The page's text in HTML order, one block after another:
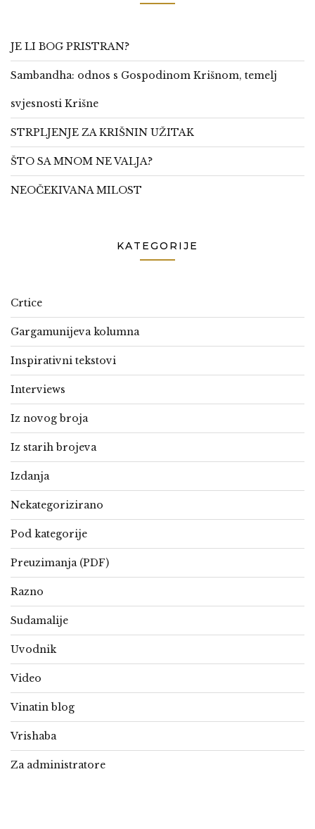
JE LI BOG PRISTRAN?
Sambandha: odnos s Gospodinom Krišnom, temelj
svjesnosti Krišne
STRPLJENJE ZA KRIŠNIN UŽITAK
ŠTO SA MNOM NE VALJA?
NEOČEKIVANA MILOST
KATEGORIJE
Crtice
Gargamunijeva kolumna
Inspirativni tekstovi
Interviews
Iz novog broja
Iz starih brojeva
Izdanja
Nekategorizirano
Pod kategorije
Preuzimanja (PDF)
Razno
Sudamalije
Uvodnik
Video
Vinatin blog
Vrishaba
Za administratore